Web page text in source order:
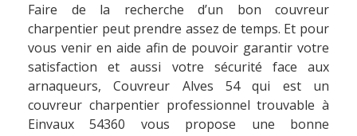
Faire de la recherche d’un bon couvreur
charpentier peut prendre assez de temps. Et pour
vous venir en aide afin de pouvoir garantir votre
satisfaction et aussi votre sécurité face aux
arnaqueurs, Couvreur Alves 54 qui est un
couvreur charpentier professionnel trouvable à
Einvaux 54360 vous propose une bonne